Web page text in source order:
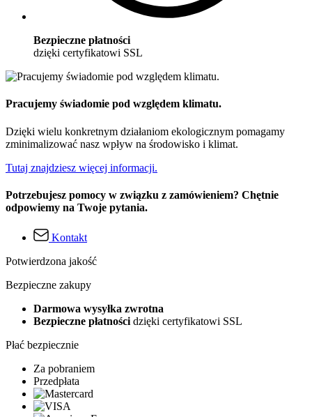
Bezpieczne płatności
dzięki certyfikatowi SSL
Pracujemy świadomie pod względem klimatu.
Dzięki wielu konkretnym działaniom ekologicznym pomagamy
zminimalizować nasz wpływ na środowisko i klimat.
Tutaj znajdziesz więcej informacji.
Potrzebujesz pomocy w związku z zamówieniem? Chętnie
odpowiemy na Twoje pytania.
Kontakt
Potwierdzona jakość
Bezpieczne zakupy
Darmowa wysyłka zwrotna
Bezpieczne płatności dzięki certyfikatowi SSL
Płać bezpiecznie
Za pobraniem
Przedpłata